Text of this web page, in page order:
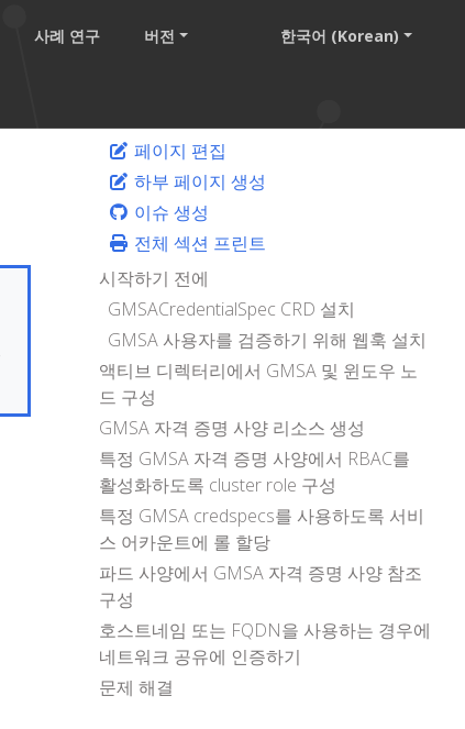
사례 연구 버전 한국어 (Korean)
페이지 편집
하부 페이지 생성
이슈 생성
전체 섹션 프린트
시작하기 전에
GMSACredentialSpec CRD 설치
GMSA 사용자를 검증하기 위해 웹훅 설치
액티브 디렉터리에서 GMSA 및 윈도우 노
드 구성
GMSA 자격 증명 사양 리소스 생성
특정 GMSA 자격 증명 사양에서 RBAC를
활성화하도록 cluster role 구성
특정 GMSA credspecs를 사용하도록 서비
스 어카운트에 롤 할당
파드 사양에서 GMSA 자격 증명 사양 참조
구성
호스트네임 또는 FQDN을 사용하는 경우에
네트워크 공유에 인증하기
문제 해결